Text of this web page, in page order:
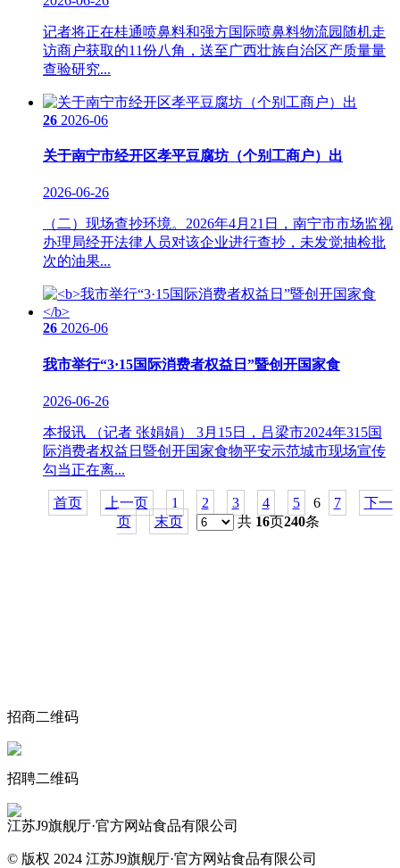
记者将正在桂通喷鼻料和强方国际喷鼻料物流园随机走
访商户获取的11份八角，送至广西壮族自治区产质量量
查验研究...
26 2026-06
关于南宁市经开区孝平豆腐坊（个别工商户）出
2026-06-26
（二）现场查抄环境。2026年4月21日，南宁市市场监视
办理局经开法律人员对该企业进行查抄，未发觉抽检批
次的油果...
26 2026-06
我市举行“3·15国际消费者权益日”暨创开国家食
2026-06-26
本报讯 （记者 张娟娟） 3月15日，吕梁市2024年315国
际消费者权益日暨创开国家食物平安示范城市现场宣传
勾当正在离...
首页 上一页 1 2 3 4 5 6 7
下一
页
末页 共 16页240条
招商二维码
招聘二维码
江苏J9旗舰厅·官方网站食品有限公司
© 版权 2024 江苏J9旗舰厅·官方网站食品有限公司